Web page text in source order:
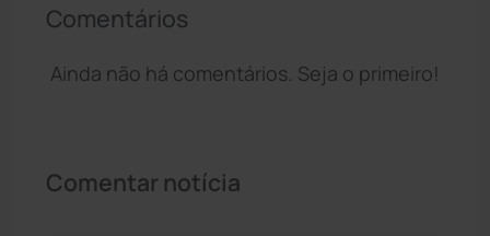
Comentários
Ainda não há comentários. Seja o primeiro!
Comentar notícia